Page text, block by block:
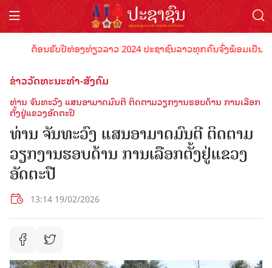
ຕ້ອນຮັບປີທ່ອງທ່ຽວລາວ 2024 ປະຊາຊົນລາວທຸກຄົນຈົ່ງພ້ອມເປັນເຈົ້
ຂ່າວວັດທະນະທຳ-ສັງຄົມ
ທ່ານ ຈັນທະວົງ ແສນອາມາດມົນຕີ ຕິດຕາມວຽກງານຮອບດ້ານ ການເລືອກ
ຕັ້ງຢູ່ແຂວງອັດຕະປື
ທ່ານ ຈັນທະວົງ ແສນອາມາດມົນຕີ ຕິດຕາມ
ວຽກງານຮອບດ້ານ ການເລືອກຕັ້ງຢູ່ແຂວງ
ອັດຕະປື
13:14 19/02/2026